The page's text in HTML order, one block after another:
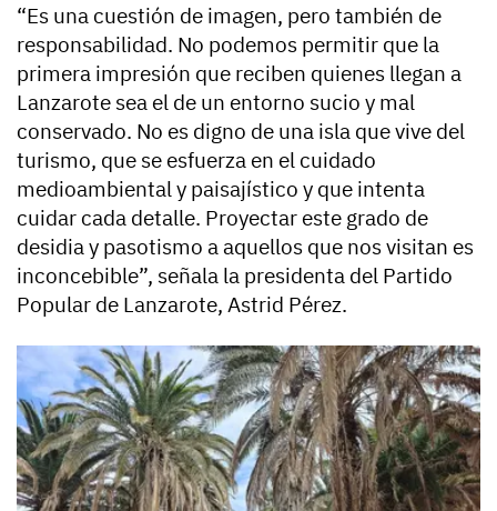
“Es una cuestión de imagen, pero también de
responsabilidad. No podemos permitir que la
primera impresión que reciben quienes llegan a
Lanzarote sea el de un entorno sucio y mal
conservado. No es digno de una isla que vive del
turismo, que se esfuerza en el cuidado
medioambiental y paisajístico y que intenta
cuidar cada detalle. Proyectar este grado de
desidia y pasotismo a aquellos que nos visitan es
inconcebible”, señala la presidenta del Partido
Popular de Lanzarote, Astrid Pérez.